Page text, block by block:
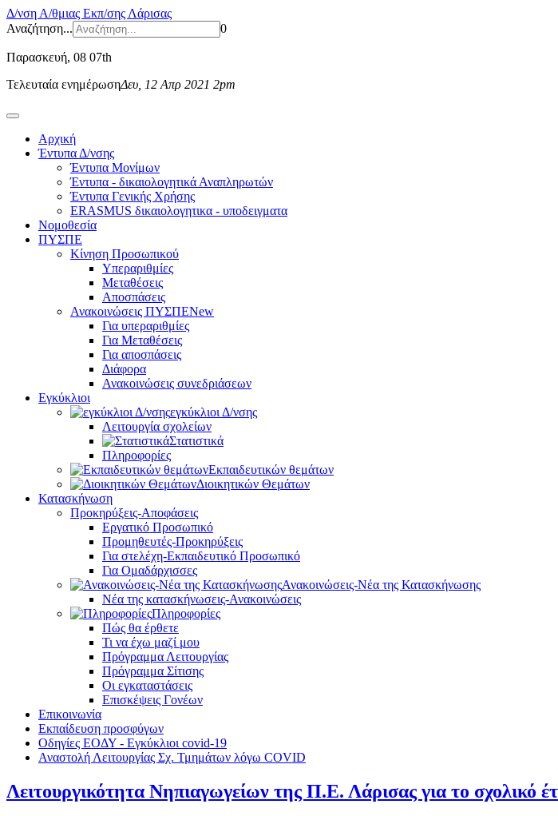
Δ/νση Α/θμιας Εκπ/σης Λάρισας
Αναζήτηση...
0
Παρασκευή, 08 07th
Τελευταία ενημέρωσηΔευ, 12 Απρ 2021 2pm
Αρχική
Έντυπα Δ/νσης
Έντυπα Μονίμων
Έντυπα - δικαιολογητικά Αναπληρωτών
Έντυπα Γενικής Χρήσης
ERASMUS δικαιολογητικα - υποδειγματα
Νομοθεσία
ΠΥΣΠΕ
Κίνηση Προσωπικού
Υπεραριθμίες
Μεταθέσεις
Αποσπάσεις
Ανακοινώσεις ΠΥΣΠΕNew
Για υπεραριθμίες
Για Μεταθέσεις
Για αποσπάσεις
Διάφορα
Ανακοινώσεις συνεδριάσεων
Εγκύκλιοι
εγκύκλιοι Δ/νσης
Λειτουργία σχολείων
Στατιστικά
Πληροφορίες
Εκπαιδευτικών θεμάτων
Διοικητικών Θεμάτων
Κατασκήνωση
Προκηρύξεις-Αποφάσεις
Εργατικό Προσωπικό
Προμηθευτές-Προκηρύξεις
Για στελέχη-Εκπαιδευτικό Προσωπικό
Για Ομαδάρχισσες
Ανακοινώσεις-Νέα της Κατασκήνωσης
Νέα της κατασκήνωσεις-Ανακοινώσεις
Πληροφορίες
Πώς θα έρθετε
Τι να έχω μαζί μου
Πρόγραμμα Λειτουργίας
Πρόγραμμα Σίτισης
Οι εγκαταστάσεις
Επισκέψεις Γονέων
Επικοινωνία
Εκπαίδευση προσφύγων
Οδηγίες ΕΟΔΥ - Εγκύκλιοι covid-19
Αναστολή Λειτουργίας Σχ. Τμημάτων λόγω COVID
Λειτουργικότητα Νηπιαγωγείων της Π.Ε. Λάρισας για το σχολικό